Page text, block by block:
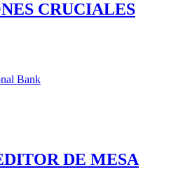
CRUCIALES
DE MESA